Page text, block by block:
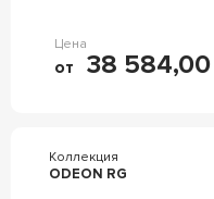
Цена
от 38 584,00
Коллекция
ODEON RG